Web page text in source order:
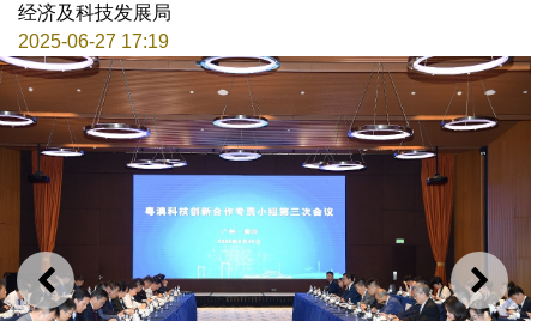
经济及科技发展局
2025-06-27 17:19
上一则 下一